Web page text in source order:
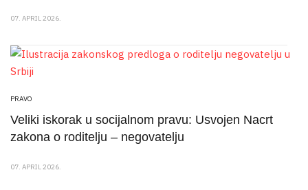
07. APRIL 2026.
PRAVO
Veliki iskorak u socijalnom pravu: Usvojen Nacrt
zakona o roditelju – negovatelju
07. APRIL 2026.